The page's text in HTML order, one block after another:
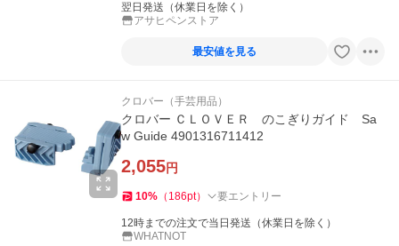
翌日発送（休業日を除く）
アサヒペンストア
最安値を見る
クロバー（手芸用品）
クロバー ＣＬＯＶＥＲ のこぎりガイド Sa
w Guide 4901316711412
2,055円
10% （ 186pt） 要エントリー
12時までの注文で当日発送（休業日を除く）
WHATNOT